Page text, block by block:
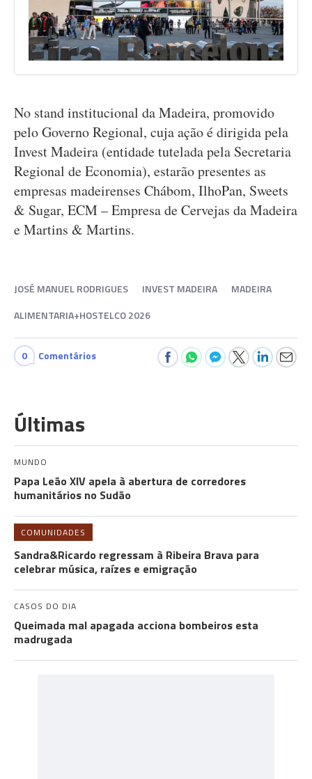
No stand institucional da Madeira, promovido
pelo Governo Regional, cuja ação é dirigida pela
Invest Madeira (entidade tutelada pela Secretaria
Regional de Economia), estarão presentes as
empresas madeirenses Chábom, IlhoPan, Sweets
& Sugar, ECM – Empresa de Cervejas da Madeira
e Martins & Martins.
JOSÉ MANUEL RODRIGUES INVEST MADEIRA
MADEIRA
ALIMENTARIA+HOSTELCO 2026
0 Comentários
Últimas
MUNDO
Papa Leão XIV apela à abertura de corredores
humanitários no Sudão
COMUNIDADES
Sandra&Ricardo regressam à Ribeira Brava para
celebrar música, raízes e emigração
CASOS DO DIA
Queimada mal apagada acciona bombeiros esta
madrugada